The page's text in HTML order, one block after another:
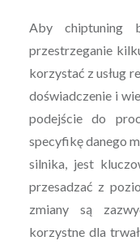
Aby chiptuning
przestrzeganie
korzystać z usług
doświadczenie i
podejście do
specyfikę danego
silnika, jest
przesadzać z
zmiany są
korzystne dla